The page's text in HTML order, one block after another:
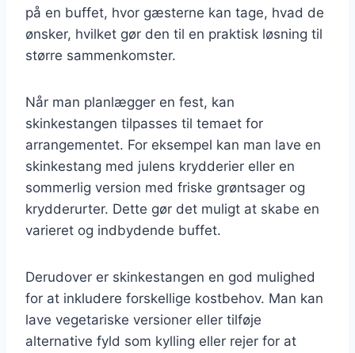
på en buffet, hvor gæsterne kan tage, hvad de
ønsker, hvilket gør den til en praktisk løsning til
større sammenkomster.
Når man planlægger en fest, kan
skinkestangen tilpasses til temaet for
arrangementet. For eksempel kan man lave en
skinkestang med julens krydderier eller en
sommerlig version med friske grøntsager og
krydderurter. Dette gør det muligt at skabe en
varieret og indbydende buffet.
Derudover er skinkestangen en god mulighed
for at inkludere forskellige kostbehov. Man kan
lave vegetariske versioner eller tilføje
alternative fyld som kylling eller rejer for at